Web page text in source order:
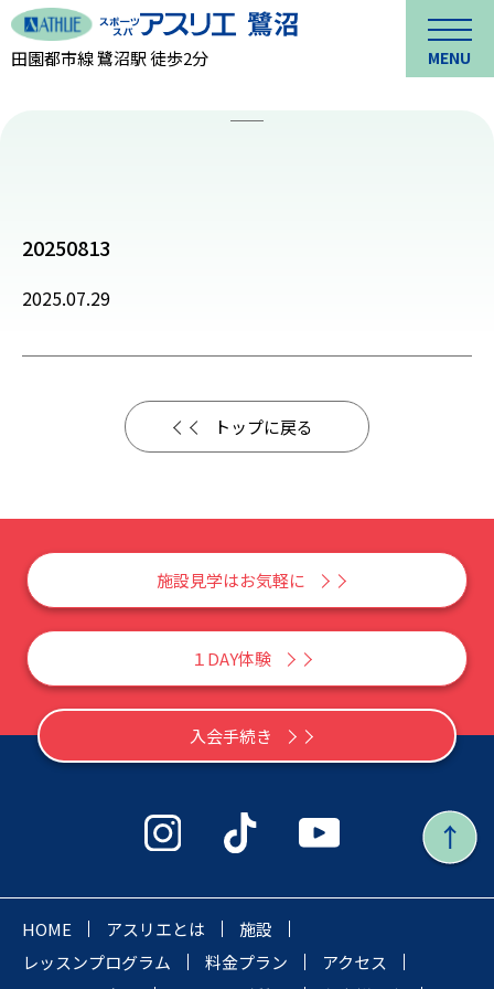
田園都市線 鷺沼駅 徒歩2分 MENU
20250813
2025.07.29
トップに戻る
施設見学はお気軽に
１DAY体験
入会手続き
HOME アスリエとは
施設
レッスンプログラム
料金プラン
アクセス